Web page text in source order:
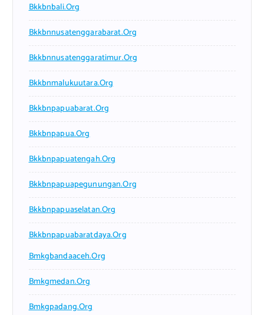
Bkkbnbali.org
Bkkbnnusatenggarabarat.org
Bkkbnnusatenggaratimur.org
Bkkbnmalukuutara.org
Bkkbnpapuabarat.org
Bkkbnpapua.org
Bkkbnpapuatengah.org
Bkkbnpapuapegunungan.org
Bkkbnpapuaselatan.org
Bkkbnpapuabaratdaya.org
Bmkgbandaaceh.org
Bmkgmedan.org
Bmkgpadang.org